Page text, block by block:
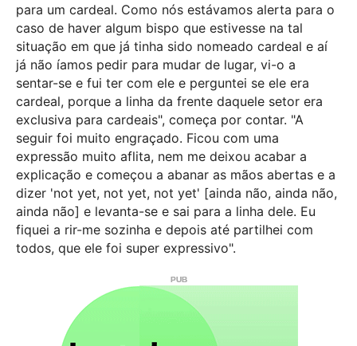
para um cardeal. Como nós estávamos alerta para o
caso de haver algum bispo que estivesse na tal
situação em que já tinha sido nomeado cardeal e aí
já não íamos pedir para mudar de lugar, vi-o a
sentar-se e fui ter com ele e perguntei se ele era
cardeal, porque a linha da frente daquele setor era
exclusiva para cardeais", começa por contar. "A
seguir foi muito engraçado. Ficou com uma
expressão muito aflita, nem me deixou acabar a
explicação e começou a abanar as mãos abertas e a
dizer 'not yet, not yet, not yet' [ainda não, ainda não,
ainda não] e levanta-se e sai para a linha dele. Eu
fiquei a rir-me sozinha e depois até partilhei com
todos, que ele foi super expressivo".